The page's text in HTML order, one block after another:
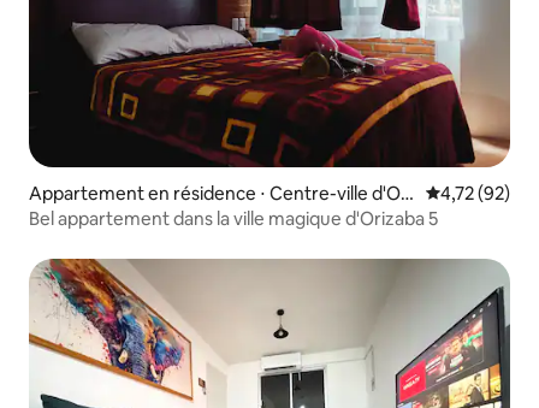
Appartement en résidence ⋅ Centre-ville d'Ori
zaba
Évaluation
4,72 (92)
Bel appartement dans la ville magique d'Orizaba 5